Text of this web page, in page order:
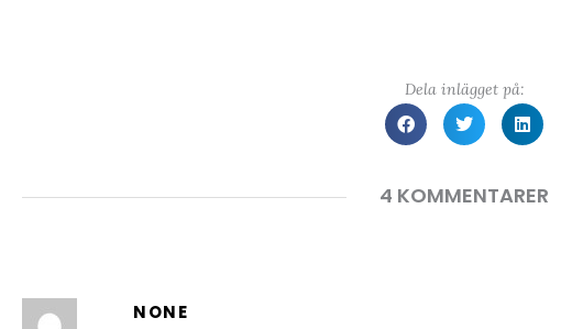
Dela inlägget på:
4 KOMMENTARER
NONE